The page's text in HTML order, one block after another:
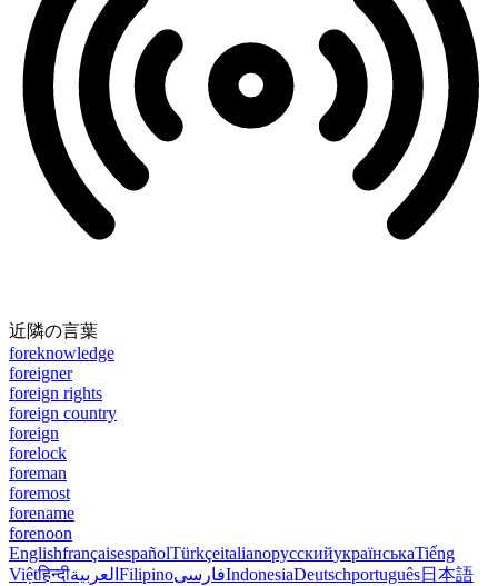
近隣の言葉
foreknowledge
foreigner
foreign rights
foreign country
foreign
forelock
foreman
foremost
forename
forenoon
EnglishfrançaisespañolTürkçeitalianoрусскийукраїнськаTiếng
Việtहिन्दीالعربية FilipinoفارسیIndonesiaDeutschportuguês日本語